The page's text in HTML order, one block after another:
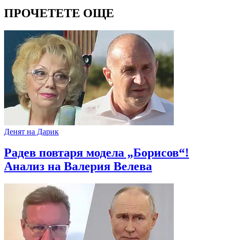
ПРОЧЕТЕТЕ ОЩЕ
Денят на Дарик
Радев повтаря модела „Борисов“!
Анализ на Валерия Велева